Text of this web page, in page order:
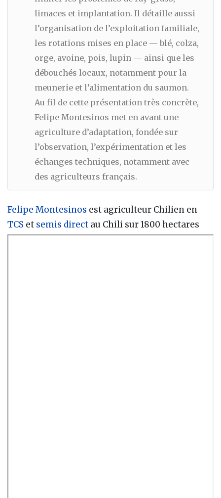
limaces et implantation. Il détaille aussi
l’organisation de l’exploitation familiale,
les rotations mises en place — blé, colza,
orge, avoine, pois, lupin — ainsi que les
débouchés locaux, notamment pour la
meunerie et l’alimentation du saumon.
Au fil de cette présentation très concrète,
Felipe Montesinos met en avant une
agriculture d’adaptation, fondée sur
l’observation, l’expérimentation et les
échanges techniques, notamment avec
des agriculteurs français.
Felipe Montesinos est agriculteur Chilien en
TCS et semis direct au Chili sur 1800 hectares